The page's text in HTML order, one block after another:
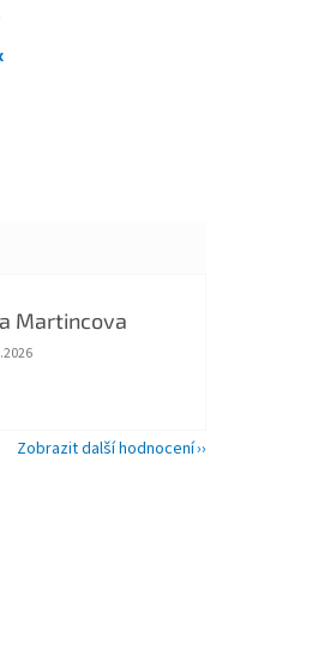
Martincova
obchodu je 5 z 5 hvězdiček.
Zobrazit další hodnocení